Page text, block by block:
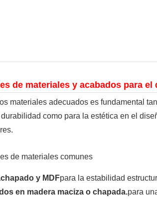
de materiales y acabados para
materiales adecuados es fundamental
como para la estética en el
de materiales comunes
y MDFpara la estabilidad
en madera maciza o chapada.para